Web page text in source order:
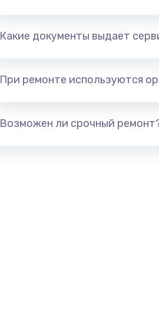
Какие документы выдает
При ремонте используются
Возможен ли срочный